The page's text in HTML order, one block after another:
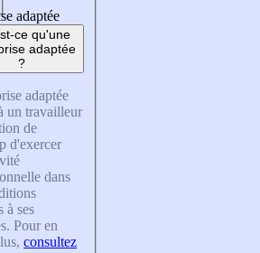
adaptée
ce qu'une
adaptée
?
adaptée
un travailleur
de
d'exercer
dans
à ses
Pour en
consultez